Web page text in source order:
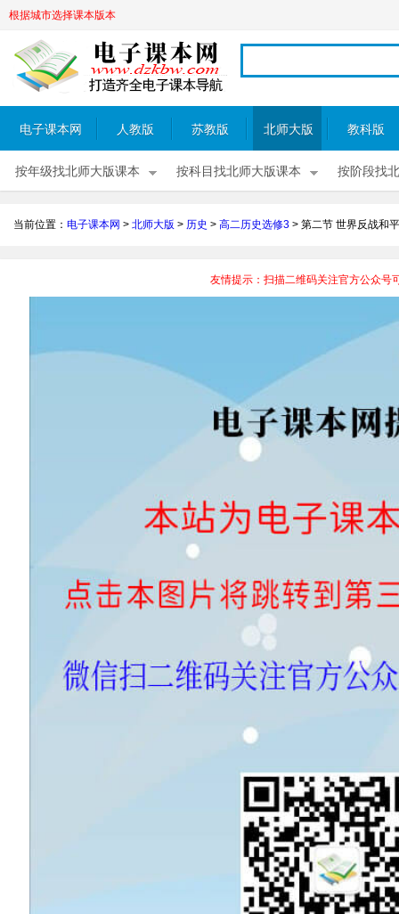
根据城市选择课本版本
电子课本网 人教版 苏教版 北师大版 教科版
按年级找北师大版课本 按科目找北师大版课本 按阶段找
当前位置： 电子课本网 > 北师大版 > 历史 > 高二历史选修3 > 第二节 世界反战和
友情提示：扫描二维码关注官方公众号